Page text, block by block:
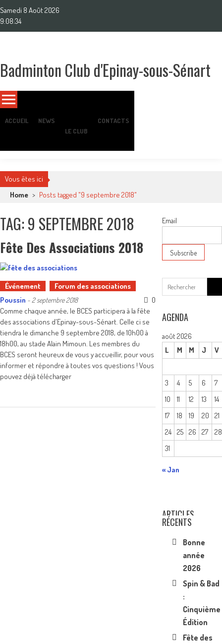
to
content
Samedi 8 Août 2026
9:08:35
Badminton Club d'Epinay-sous-Sénart
ACCUEIL
NEWS
LE CLUB
CONTACTS
Vous êtes ici
Home > Posts tagged "9 septembre 2018"
TAG: 9 SEPTEMBRE 2018
Fête Des Associations 2018
Événement
Forum des associations
Poussin - 2 septembre 2018
0
Comme chaque année, le BCES participera à la fête
des associations d'Epinay-sous-Sénart. Celle ci se
tiendra le dimanche 9 septembre 2018, de 10h00 à
18h00, au stade Alain Mimoun. Les membres du
BCES seront heureux de vous y accueillir, pour vous
informer et répondre à toutes vos questions ! Vous
pouvez déjà télécharger
Email
for:
AGENDA
août 2026
L
M M J V
3 4 5 6
7
10
11 12 13
14
17
18 19 20
21
24 25 26 27
28
31
« Jan
ARTICLES
RÉCENTS
Bonne
année
2026
Spin & Bad
:
Cinquième
Édition
Fête des